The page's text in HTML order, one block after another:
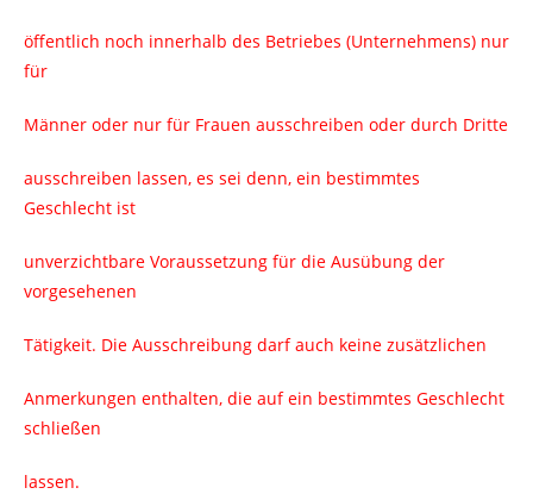
öffentlich noch innerhalb des Betriebes (Unternehmens) nur
für
Männer oder nur für Frauen ausschreiben oder durch Dritte
ausschreiben lassen, es sei denn, ein bestimmtes
Geschlecht ist
unverzichtbare Voraussetzung für die Ausübung der
vorgesehenen
Tätigkeit. Die Ausschreibung darf auch keine zusätzlichen
Anmerkungen enthalten, die auf ein bestimmtes Geschlecht
schließen
lassen.